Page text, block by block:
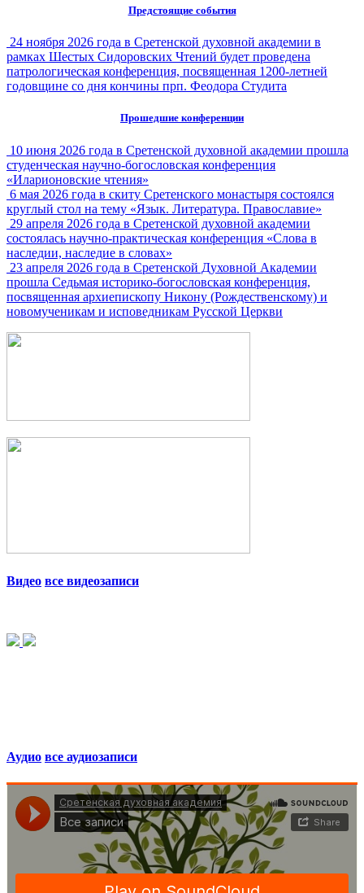
Предстоящие события
24 ноября 2026 года в Сретенской духовной академии в
рамках Шестых Сидоровских Чтений будет проведена
патрологическая конференция, посвященная 1200-летней
годовщине со дня кончины прп. Феодора Студита
Прошедшие конференции
10 июня 2026 года в Сретенской духовной академии прошла
студенческая научно-богословская конференция
«Иларионовские чтения»
6 мая 2026 года в скиту Сретенского монастыря состоялся
круглый стол на тему «Язык. Литература. Православие»
29 апреля 2026 года в Сретенской духовной академии
состоялась научно-практическая конференция «Слова в
наследии, наследие в словах»
23 апреля 2026 года в Сретенской Духовной Академии
прошла Седьмая историко-богословская конференция,
посвященная архиепископу Никону (Рождественскому) и
новомученикам и исповедникам Русской Церкви
Видео все видеозаписи
Аудио все аудиозаписи